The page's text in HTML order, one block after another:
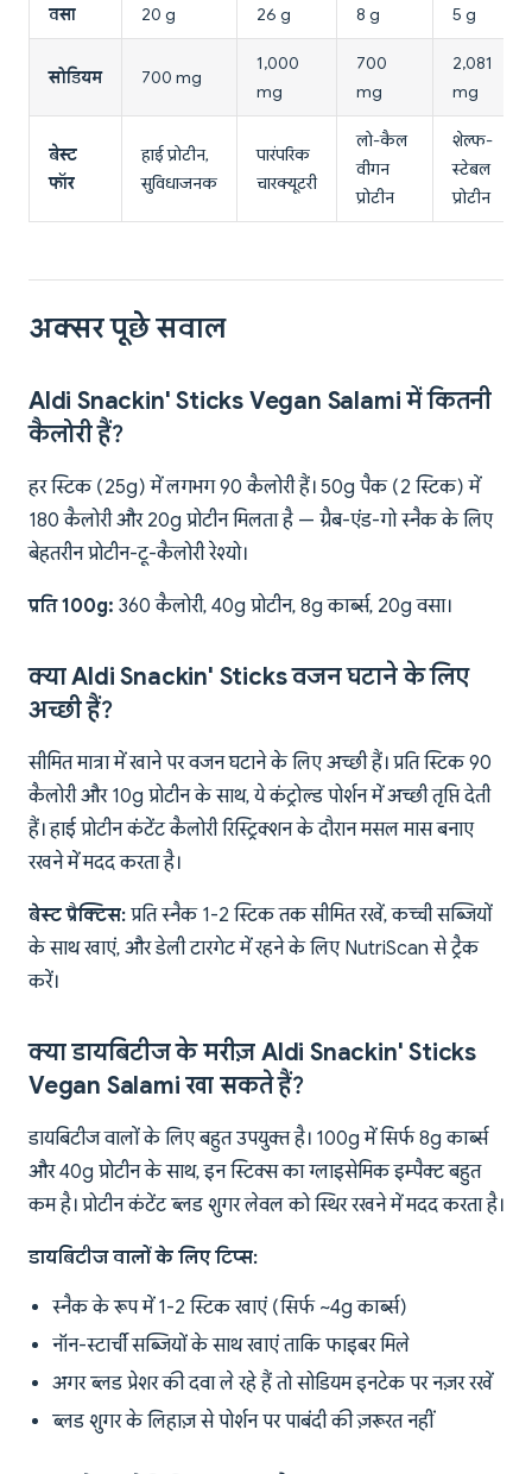
वसा 20 g 26 g 8 g 5 g
सोडियम 700 mg
1,000
mg
700
mg
2,081
mg
बेस्ट
फॉर
हाई प्रोटीन,
सुविधाजनक
पारंपरिक
चारक्यूटरी
लो-कैल
वीगन
प्रोटीन
शेल्फ-
स्टेबल
प्रोटीन
अक्सर पूछे सवाल
Aldi Snackin' Sticks Vegan Salami में कितनी
कैलोरी हैं?
हर स्टिक (25g) में लगभग 90 कैलोरी हैं। 50g पैक (2 स्टिक) में
180 कैलोरी और 20g प्रोटीन मिलता है — ग्रैब-एंड-गो स्नैक के लिए
बेहतरीन प्रोटीन-टू-कैलोरी रेश्यो।
प्रति 100g: 360 कैलोरी, 40g प्रोटीन, 8g कार्ब्स, 20g वसा।
क्या Aldi Snackin' Sticks वजन घटाने के लिए
अच्छी हैं?
सीमित मात्रा में खाने पर वजन घटाने के लिए अच्छी हैं। प्रति स्टिक 90
कैलोरी और 10g प्रोटीन के साथ, ये कंट्रोल्ड पोर्शन में अच्छी तृप्ति देती
हैं। हाई प्रोटीन कंटेंट कैलोरी रिस्ट्रिक्शन के दौरान मसल मास बनाए
रखने में मदद करता है।
बेस्ट प्रैक्टिस: प्रति स्नैक 1-2 स्टिक तक सीमित रखें, कच्ची सब्जियों
के साथ खाएं, और डेली टारगेट में रहने के लिए NutriScan से ट्रैक
करें।
क्या डायबिटीज के मरीज़ Aldi Snackin' Sticks
Vegan Salami खा सकते हैं?
डायबिटीज वालों के लिए बहुत उपयुक्त है। 100g में सिर्फ 8g कार्ब्स
और 40g प्रोटीन के साथ, इन स्टिक्स का ग्लाइसेमिक इम्पैक्ट बहुत
कम है। प्रोटीन कंटेंट ब्लड शुगर लेवल को स्थिर रखने में मदद करता है।
डायबिटीज वालों के लिए टिप्स:
स्नैक के रूप में 1-2 स्टिक खाएं (सिर्फ ~4g कार्ब्स)
नॉन-स्टार्ची सब्जियों के साथ खाएं ताकि फाइबर मिले
अगर ब्लड प्रेशर की दवा ले रहे हैं तो सोडियम इनटेक पर नज़र रखें
ब्लड शुगर के लिहाज़ से पोर्शन पर पाबंदी की ज़रूरत नहीं